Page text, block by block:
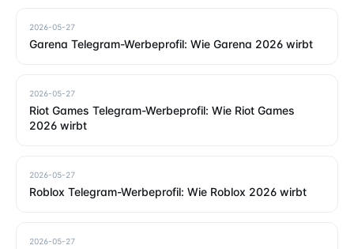
2026-05-27
Garena Telegram-Werbeprofil: Wie Garena 2026 wirbt
2026-05-27
Riot Games Telegram-Werbeprofil: Wie Riot Games
2026 wirbt
2026-05-27
Roblox Telegram-Werbeprofil: Wie Roblox 2026 wirbt
2026-05-27